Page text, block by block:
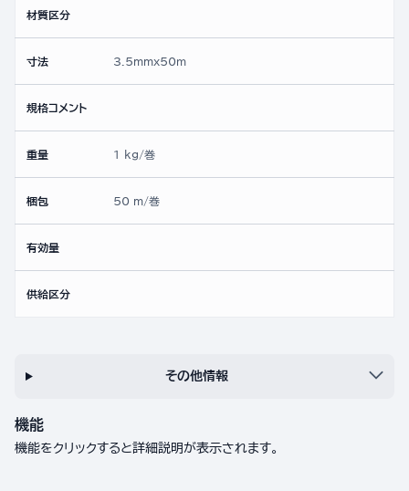
材質区分
寸法 3.5mmx50ｍ
規格コメント
重量 1 kg/巻
梱包 50 m/巻
有効量
供給区分
その他情報
機能
機能をクリックすると詳細説明が表示されます。